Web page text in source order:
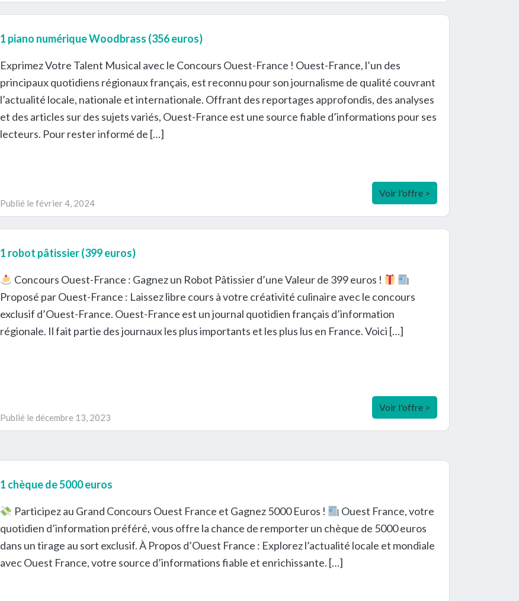
1 piano numérique Woodbrass (356 euros)
Exprimez Votre Talent Musical avec le Concours Ouest-France ! Ouest-France, l’un des
principaux quotidiens régionaux français, est reconnu pour son journalisme de qualité couvrant
l’actualité locale, nationale et internationale. Offrant des reportages approfondis, des analyses
et des articles sur des sujets variés, Ouest-France est une source fiable d’informations pour ses
lecteurs. Pour rester informé de […]
Publié le février 4, 2024
Voir l'offre >
1 robot pâtissier (399 euros)
Concours Ouest-France : Gagnez un Robot Pâtissier d’une Valeur de 399 euros !
Proposé par Ouest-France : Laissez libre cours à votre créativité culinaire avec le concours
exclusif d’Ouest-France. Ouest-France est un journal quotidien français d’information
régionale. Il fait partie des journaux les plus importants et les plus lus en France. Voici […]
Publié le décembre 13, 2023
Voir l'offre >
1 chèque de 5000 euros
Participez au Grand Concours Ouest France et Gagnez 5000 Euros !
Ouest France, votre
quotidien d’information préféré, vous offre la chance de remporter un chèque de 5000 euros
dans un tirage au sort exclusif. À Propos d’Ouest France : Explorez l’actualité locale et mondiale
avec Ouest France, votre source d’informations fiable et enrichissante. […]